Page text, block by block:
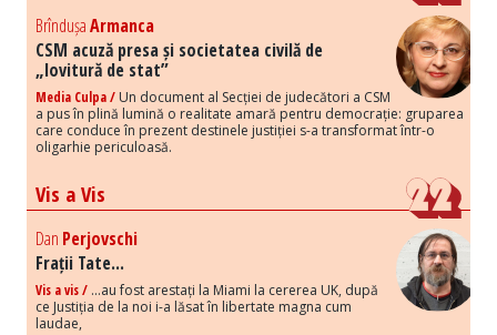
BrîndușaArmanca
CSM acuză presa și societatea civilă de
„lovitură de stat”
Media Culpa / Un document al Secției de judecători a CSM
a pus în plină lumină o realitate amară pentru democrație: gruparea
care conduce în prezent destinele justiției s-a transformat într-o
oligarhie periculoasă.
Vis a Vis
Dan Perjovschi
Frații Tate...
Vis a vis / ...au fost arestați la Miami la cererea UK, după
ce Justiția de la noi i-a lăsat în libertate magna cum
laudae,